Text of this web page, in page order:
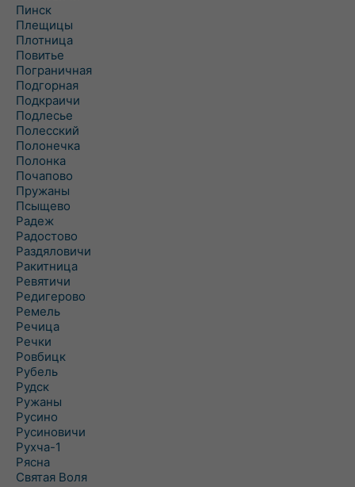
Пинск
Плещицы
Плотница
Повитье
Пограничная
Подгорная
Подкраичи
Подлесье
Полесский
Полонечка
Полонка
Почапово
Пружаны
Псыщево
Радеж
Радостово
Раздяловичи
Ракитница
Ревятичи
Редигерово
Ремель
Речица
Речки
Ровбицк
Рубель
Рудск
Ружаны
Русино
Русиновичи
Рухча-1
Рясна
Святая Воля